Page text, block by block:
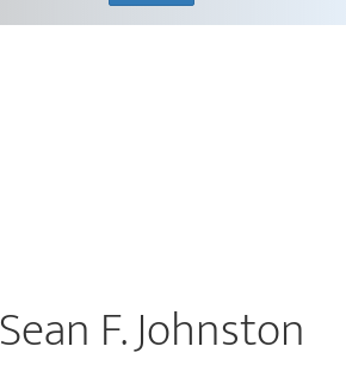
Sean F. Johnston